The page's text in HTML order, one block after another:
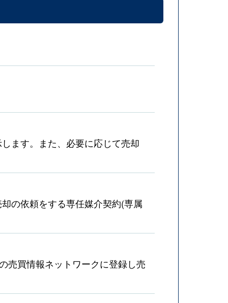
ます。また、必要に応じて売却
の依頼をする専任媒介契約(専属
売買情報ネットワークに登録し売